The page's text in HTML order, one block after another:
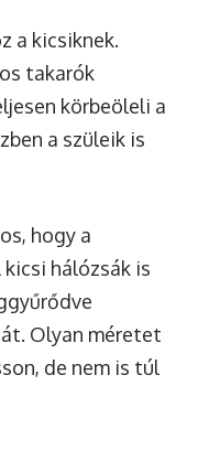
a kicsiknek.
takarók
körbeöleli a
a szüleik is
hogy a
hálózsák is
Olyan méretet
de nem is túl